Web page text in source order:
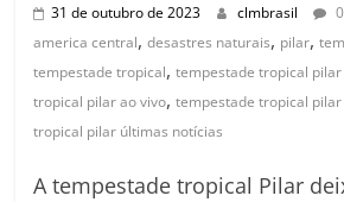
31 de outubro de 2023 clmbrasil
america central,desastres naturais, pilar,
tempestade tropical,tempestade tropical pilar
tropical pilar ao vivo,tempestade tropical pilar
tropical pilar últimas notícias
A tempestade tropical Pilar